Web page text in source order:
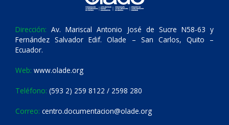
Dirección: Av. Mariscal Antonio José de Sucre N58-63 y
Fernández Salvador Edif. Olade – San Carlos, Quito –
Ecuador.
Web: www.olade.org
Teléfono: (593 2) 259 8122 / 2598 280
Correo: centro.documentacion@olade.org